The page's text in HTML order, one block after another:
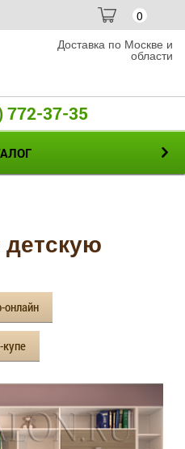
0
Доставка по Москве и
области
772-37-35
онлайн